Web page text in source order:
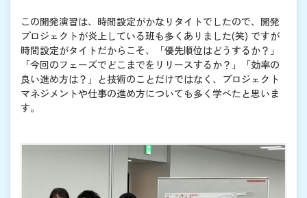
この開発演習は、時間設定がかなりタイトでしたので、開発
プロジェクトが炎上している班も多くありました(笑) ですが
時間設定がタイトだからこそ、「優先順位はどうするか？」
「今回のフェーズでどこまでをリリースするか？」「効率の
良い進め方は？」と技術のことだけではなく、プロジェクト
マネジメントや仕事の進め方についても多く学べたと思いま
す。